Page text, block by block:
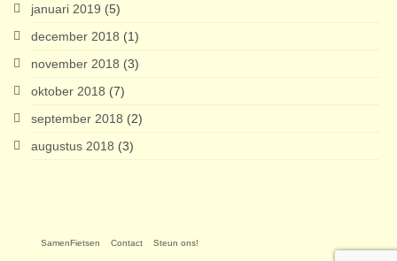
januari 2019 (5)
december 2018 (1)
november 2018 (3)
oktober 2018 (7)
september 2018 (2)
augustus 2018 (3)
SamenFietsen Contact Steun ons!